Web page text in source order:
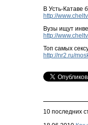
В Усть-Катаве
http://
Вузы ищут
http://
Топ самых
http://nr2.ru/
10 последних